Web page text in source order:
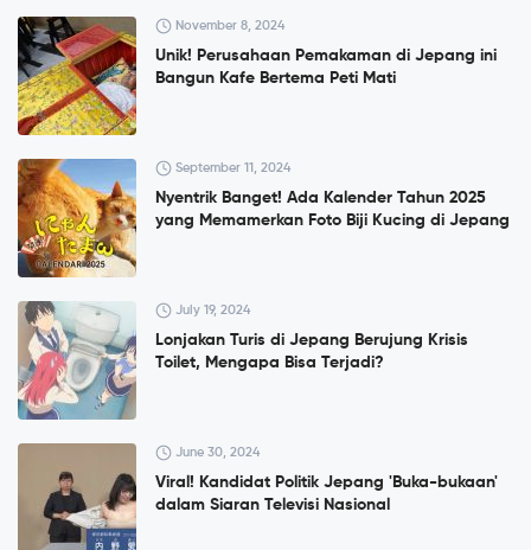
November 8, 2024
Unik! Perusahaan Pemakaman di Jepang ini
Bangun Kafe Bertema Peti Mati
September 11, 2024
Nyentrik Banget! Ada Kalender Tahun 2025
yang Memamerkan Foto Biji Kucing di Jepang
July 19, 2024
Lonjakan Turis di Jepang Berujung Krisis
Toilet, Mengapa Bisa Terjadi?
June 30, 2024
Viral! Kandidat Politik Jepang 'Buka-bukaan'
dalam Siaran Televisi Nasional